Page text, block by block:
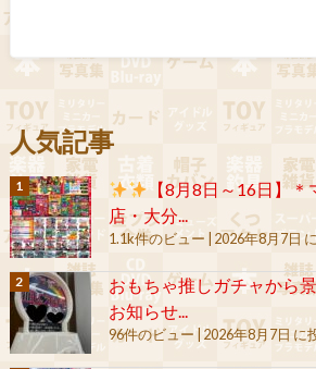
人気記事
【8月8日～16日】＊
店・大分...
1.1k件のビュー 2026年8月7日
おもちゃ推しガチャから
お知らせ...
96件のビュー| 2026年8月7日 に